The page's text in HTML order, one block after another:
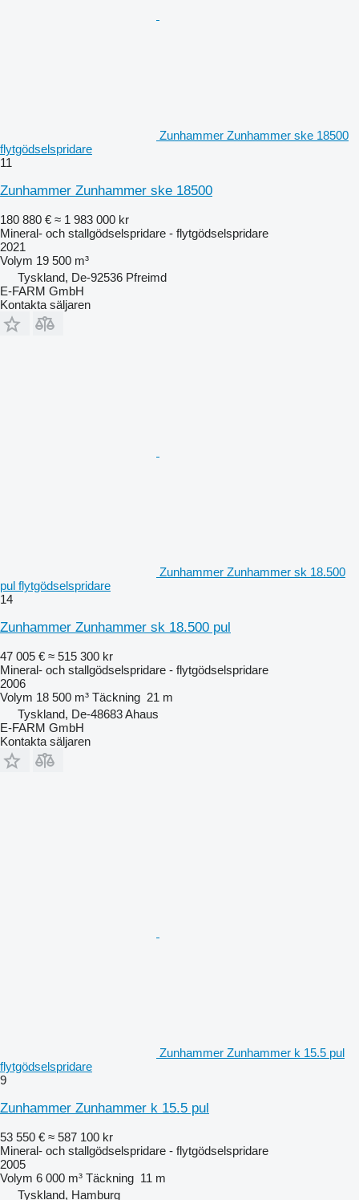
Zunhammer Zunhammer ske 18500
flytgödselspridare
11
Zunhammer Zunhammer ske 18500
180 880 € ≈ 1 983 000 kr
Mineral- och stallgödselspridare - flytgödselspridare
2021
Volym 19 500 m³
Tyskland, De-92536 Pfreimd
E-FARM GmbH
Kontakta säljaren
Zunhammer Zunhammer sk 18.500
pul flytgödselspridare
14
Zunhammer Zunhammer sk 18.500 pul
47 005 € ≈ 515 300 kr
Mineral- och stallgödselspridare - flytgödselspridare
2006
Volym 18 500 m³ Täckning 21 m
Tyskland, De-48683 Ahaus
E-FARM GmbH
Kontakta säljaren
Zunhammer Zunhammer k 15.5 pul
flytgödselspridare
9
Zunhammer Zunhammer k 15.5 pul
53 550 € ≈ 587 100 kr
Mineral- och stallgödselspridare - flytgödselspridare
2005
Volym 6 000 m³ Täckning 11 m
Tyskland, Hamburg